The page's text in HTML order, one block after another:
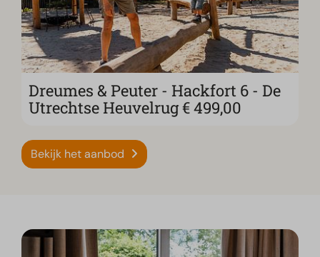
Dreumes & Peuter - Hackfort 6 - De
Utrechtse Heuvelrug € 499,00
Bekijk het aanbod